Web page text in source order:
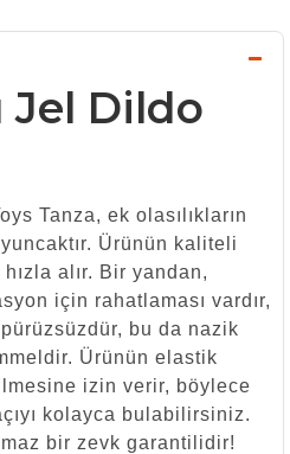
Jel Dildo
Tanza, ek olasılıkların
Ürünün kaliteli
hızla alır. Bir yandan,
için rahatlaması vardır,
bu da nazik
Ürünün elastik
izin verir, böylece
kolayca bulabilirsiniz.
bir zevk garantilidir!